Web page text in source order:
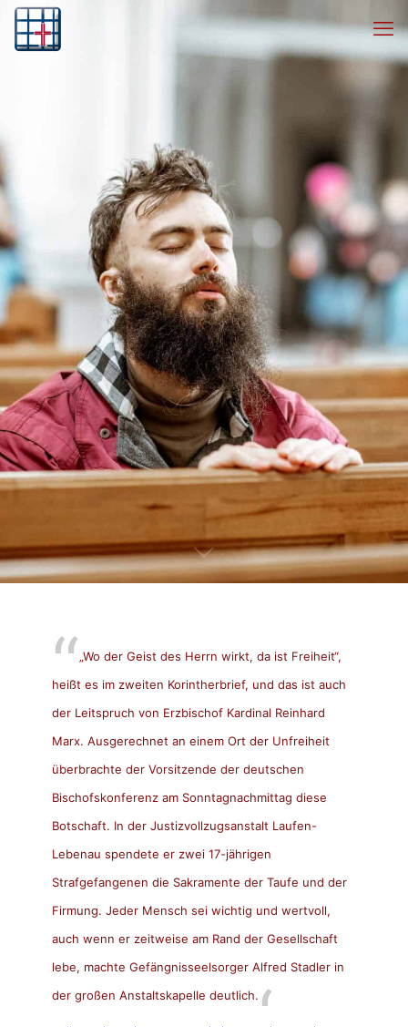
„Wo der Geist des Herrn wirkt, da ist Freiheit“,
heißt es im zweiten Korintherbrief, und das ist auch
der Leitspruch von Erzbischof Kardinal Reinhard
Marx. Ausgerechnet an einem Ort der Unfreiheit
überbrachte der Vorsitzende der deutschen
Bischofskonferenz am Sonntagnachmittag diese
Botschaft. In der Justizvollzugsanstalt Laufen-
Lebenau spendete er zwei 17-jährigen
Strafgefangenen die Sakramente der Taufe und der
Firmung. Jeder Mensch sei wichtig und wertvoll,
auch wenn er zeitweise am Rand der Gesellschaft
lebe, machte Gefängnisseelsorger Alfred Stadler in
der großen Anstaltskapelle deutlich.